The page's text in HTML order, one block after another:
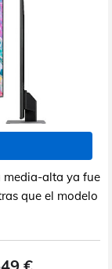
media-alta ya fue
que el modelo